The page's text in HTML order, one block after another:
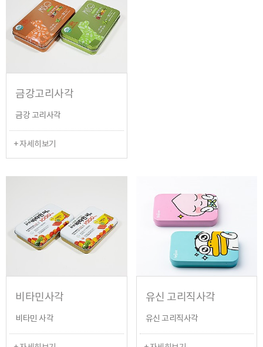
금강고리사각
금강 고리사각
+ 자세히보기
비타민사각
비타민 사각
유신 고리직사각
유신 고리직사각